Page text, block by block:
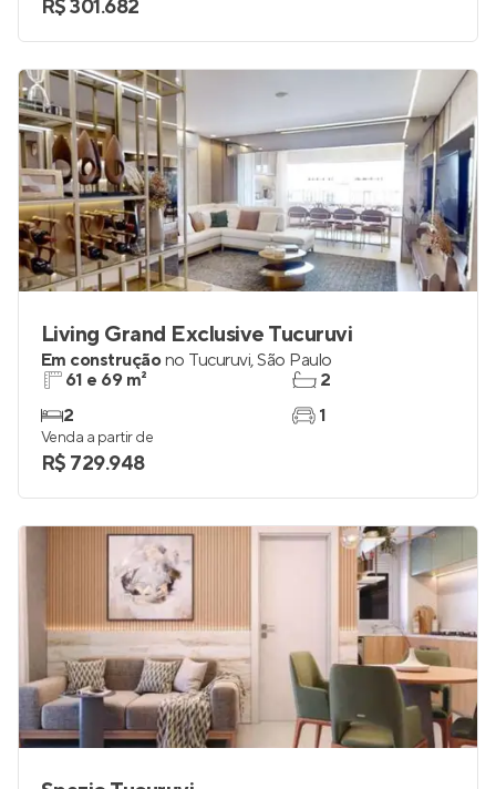
R$ 301.682
Living Grand Exclusive Tucuruvi
Em construçãono Tucuruvi,São Paulo
61 e 69 m²
2
2
1
Venda a partir de
R$ 729.948